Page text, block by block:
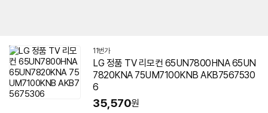
11번가
LG 정품 TV 리모컨 65UN7800HNA 65UN
7820KNA 75UM7100KNB AKB7567530
6
35,570원